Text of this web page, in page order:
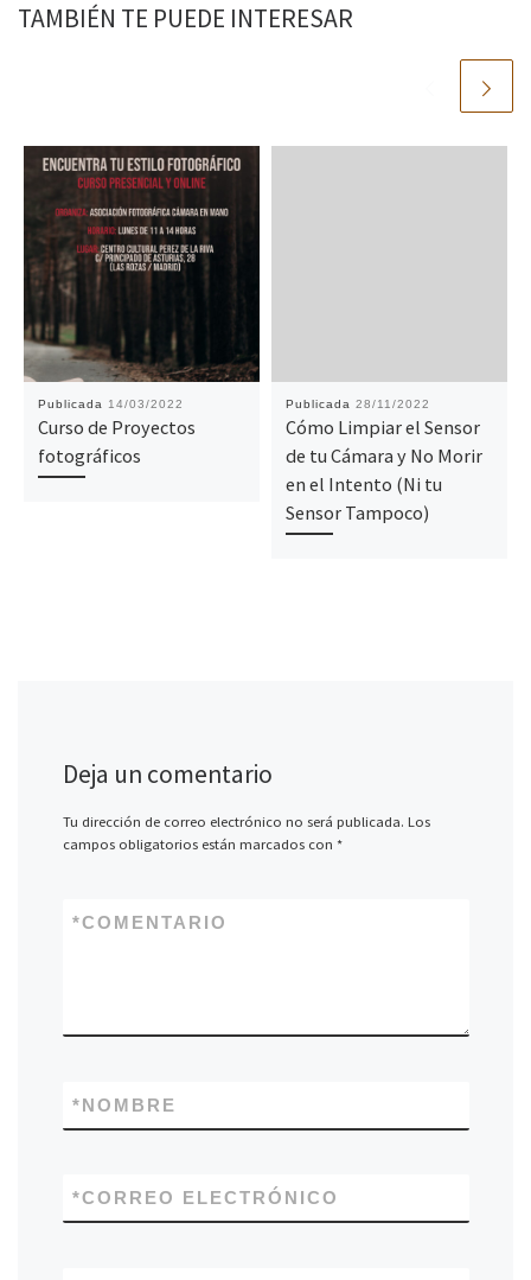
TAMBIÉN TE PUEDE INTERESAR
Publicada 14/03/2022
Curso de Proyectos
fotográficos
Publicada 28/11/2022
Cómo Limpiar el Sensor
de tu Cámara y No Morir
en el Intento (Ni tu
Sensor Tampoco)
Deja un comentario
Tu dirección de correo electrónico no será publicada. Los
campos obligatorios están marcados con *
COMENTARIO
*
NOMBRE
*
CORREO ELECTRÓNICO
*